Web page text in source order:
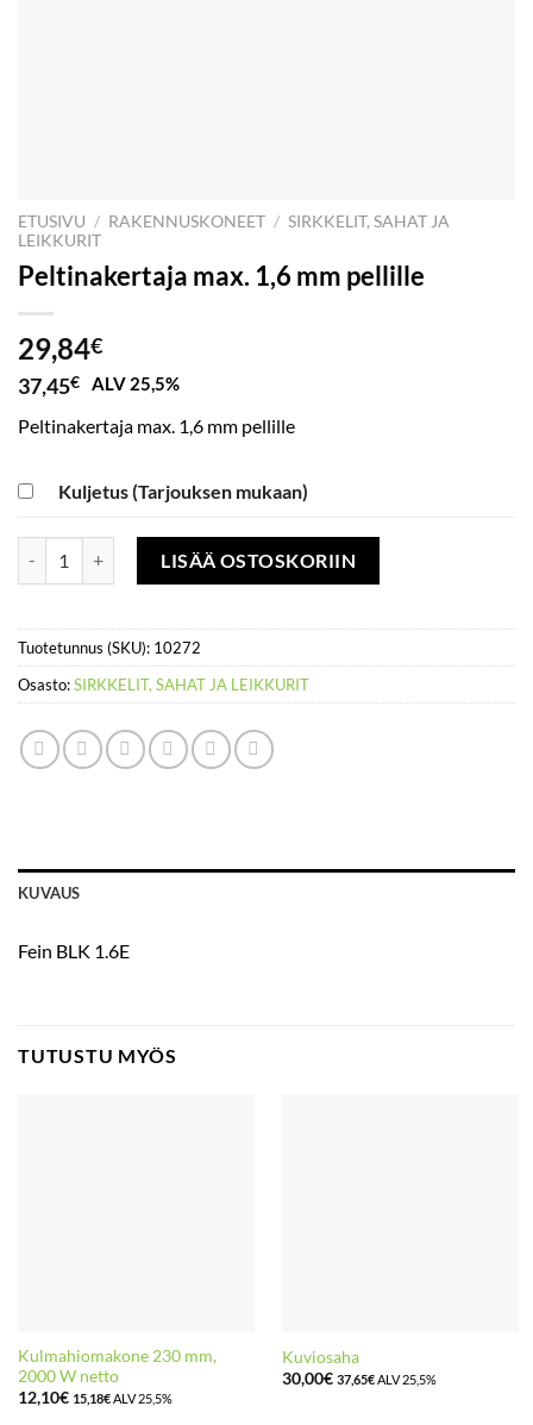
ETUSIVU / RAKENNUSKONEET / SIRKKELIT, SAHAT JA
LEIKKURIT
Peltinakertaja max. 1,6 mm pellille
29,84€
37,45€ ALV 25,5%
Peltinakertaja max. 1,6 mm pellille
Kuljetus (Tarjouksen mukaan)
Peltinakertaja max. 1,6 mm pellille määrä
LISÄÄ OSTOSKORIIN
Tuotetunnus (SKU): 10272
Osasto:SIRKKELIT, SAHAT JA LEIKKURIT
KUVAUS
Fein BLK 1.6E
TUTUSTU MYÖS
Kulmahiomakone 230 mm,
2000 W netto
12,10€ 15,18€ALV 25,5%
Kuviosaha
30,00€ 37,65€ALV 25,5%